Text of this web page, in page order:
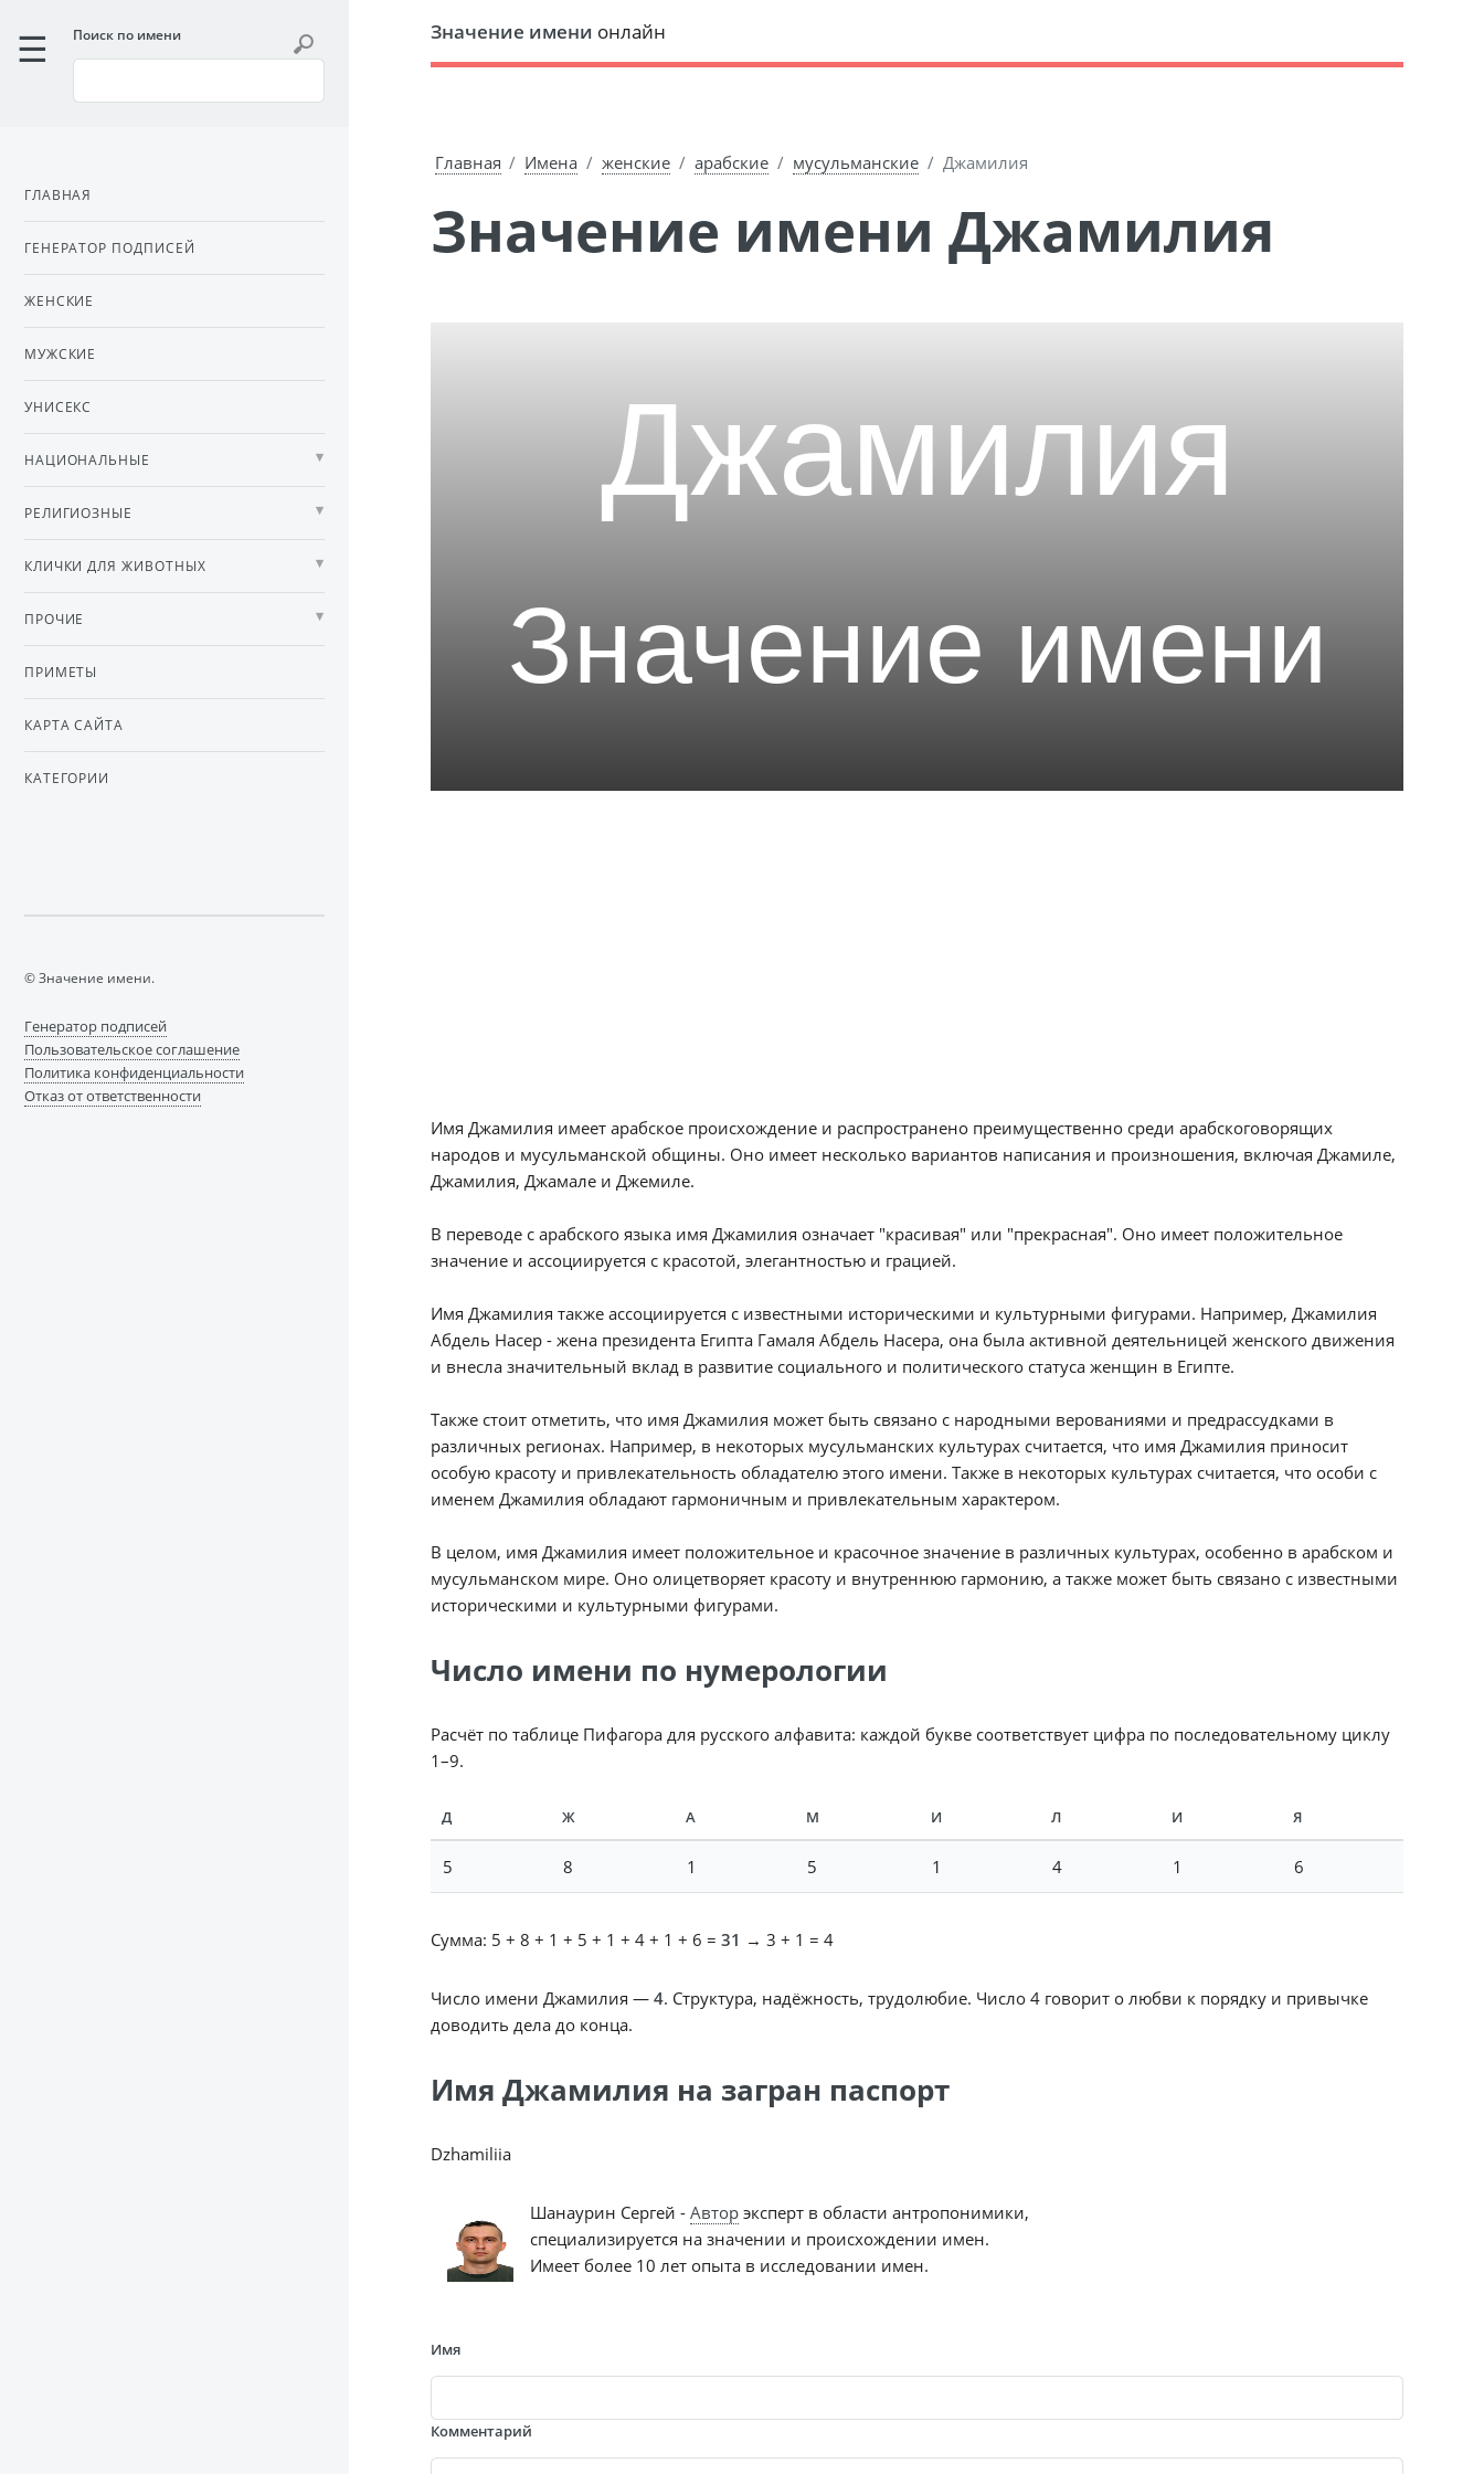
Значение имени онлайн
Главная Имена женские арабские мусульманские Джамилия
Значение имени Джамилия
Имя Джамилия имеет арабское происхождение и распространено преимущественно среди арабскоговорящих
народов и мусульманской общины. Оно имеет несколько вариантов написания и произношения, включая Джамиле,
Джамилия, Джамале и Джемиле.
В переводе с арабского языка имя Джамилия означает "красивая" или "прекрасная". Оно имеет положительное
значение и ассоциируется с красотой, элегантностью и грацией.
Имя Джамилия также ассоциируется с известными историческими и культурными фигурами. Например, Джамилия
Абдель Насер - жена президента Египта Гамаля Абдель Насера, она была активной деятельницей женского движения
и внесла значительный вклад в развитие социального и политического статуса женщин в Египте.
Также стоит отметить, что имя Джамилия может быть связано с народными верованиями и предрассудками в
различных регионах. Например, в некоторых мусульманских культурах считается, что имя Джамилия приносит
особую красоту и привлекательность обладателю этого имени. Также в некоторых культурах считается, что особи с
именем Джамилия обладают гармоничным и привлекательным характером.
В целом, имя Джамилия имеет положительное и красочное значение в различных культурах, особенно в арабском и
мусульманском мире. Оно олицетворяет красоту и внутреннюю гармонию, а также может быть связано с известными
историческими и культурными фигурами.
Число имени по нумерологии
Расчёт по таблице Пифагора для русского алфавита: каждой букве соответствует цифра по последовательному циклу
1–9.
Д Ж А М И Л И Я
5 8 1 5 1 4 1 6
Сумма: 5 + 8 + 1 + 5 + 1 + 4 + 1 + 6 = 31 → 3 + 1 = 4
Число имени Джамилия — 4. Структура, надёжность, трудолюбие. Число 4 говорит о любви к порядку и привычке
доводить дела до конца.
Имя Джамилия на загран паспорт
Dzhamiliia
Шанаурин Сергей - Авторэксперт в области антропонимики,
специализируется на значении и происхождении имен.
Имеет более 10 лет опыта в исследовании имен.
Имя
Комментарий
Поиск по имени
ГЛАВНАЯ
ГЕНЕРАТОР ПОДПИСЕЙ
ЖЕНСКИЕ
МУЖСКИЕ
УНИСЕКС
НАЦИОНАЛЬНЫЕ
РЕЛИГИОЗНЫЕ
КЛИЧКИ ДЛЯ ЖИВОТНЫХ
ПРОЧИЕ
ПРИМЕТЫ
КАРТА САЙТА
КАТЕГОРИИ
© Значение имени.
Генератор подписей
Пользовательское соглашение
Политика конфиденциальности
Отказ от ответственности